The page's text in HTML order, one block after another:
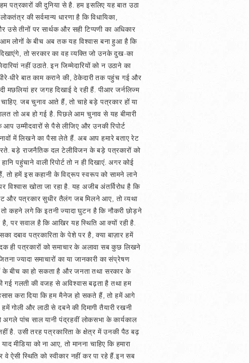
पत्रकारों की दुनिया से है. हम इसलिए यह बात उठा
की सर्वमान्य धारणा है कि विधायिका,
उसे तीनों पर सार्थक और सही टिप्पणी का अधिकार
लोगों के बीच अब तक यह विश्वास बना हुआ है कि
तो सरकार का वह व्यक्ति जो उनके दुख-का
नहीं उठाते. इन जिम्मेदारियों को न उठाने का
धीरे बात काम कराने की, ठेकेदारी तक पहुंच गई और
मछलियां हर जगह दिखाई दे रही हैं. पीआर जर्नलिज्म
जब चुनाव आते हैं, तो चाहे बड़े पत्रकार हों या
तो अब हो गई है. पिछले आम चुनाव से यह बीमारी
उम्मीदवारों से पैसे लीजिए और उनकी रिपोर्ट
में लिखने का पैसा लेते हैं. अब आप हमारे बताए रेट
बड़े राजनैतिक दल टेलीविजन के बड़े पत्रकारों को
वाली रिपोर्ट तो न ही दिखाएं. अगर कोई
तो हमें इस कहानी के विद्रूप स्वरूप को सामने लाने
खोता जा रहा है. यह अजीब अंतर्विरोध है कि
और पत्रकार सुधीर तैलंग जब मिलने आए, तो व्यथा
तो कहने लगे कि इतनी ज्यादा घुटन है कि नौकरी छोड़ने
है, पर सवाल है कि आखिर यह स्थिति आ क्यों रही है.
दबाव पत्रकारिता के पेशे पर है, क्या बाज़ार हमें
ही पत्रकारों को समाचार के अलावा सब कुछ लिखने
ज्यादा समाचारों का या जानकारी का संप्रेषण
के बीच का हो सकता है और जनता तथा सरकार के
गई गलती की वजह से अविश्वास बढ़ता है तथा हम
करा दिया कि हम मैनेज हो सकते हैं, तो हमें आगे
गोली और लाठी से दबने की दिमागी तैयारी रखनी
पांच साल यानी पंद्रहवीं लोकसभा के कार्यकाल
है. उसी तरह पत्रकारिता के क्षेत्र में उनकी पैठ बढ़
को ना आए, तो मानना चाहिए कि हमारा
वे ऐसी स्थिति को स्वीकार नहीं कर पा रहे हैं.इन सब